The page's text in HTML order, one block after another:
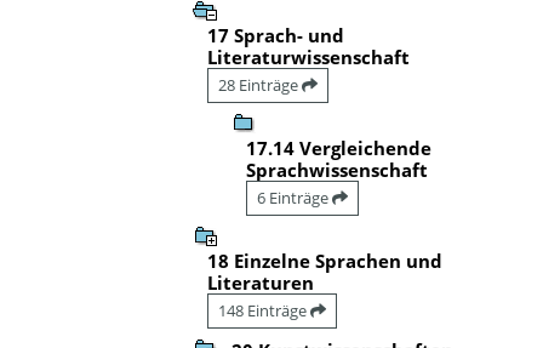
17 Sprach- und
Literaturwissenschaft
28 Einträge
17.14 Vergleichende
Sprachwissenschaft
6 Einträge
18 Einzelne Sprachen und
Literaturen
148 Einträge